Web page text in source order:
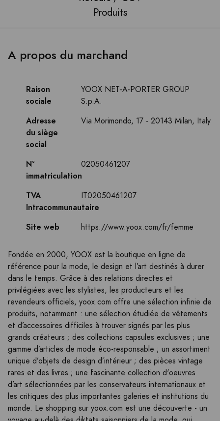
Produits
A propos du marchand
Raison
sociale
YOOX NET-A-PORTER GROUP
S.p.A.
Adresse
du siège
social
Via Morimondo, 17 - 20143 Milan, Italy
N°
immatriculation
02050461207
TVA
Intracommunautaire
IT02050461207
Site web https://www.yoox.com/fr/femme
Fondée en 2000, YOOX est la boutique en ligne de
référence pour la mode, le design et l’art destinés à durer
dans le temps. Grâce à des relations directes et
privilégiées avec les stylistes, les producteurs et les
revendeurs officiels, yoox.com offre une sélection infinie de
produits, notamment : une sélection étudiée de vêtements
et d’accessoires difficiles à trouver signés par les plus
grands créateurs ; des collections capsules exclusives ; une
gamme d’articles de mode éco-responsable ; un assortiment
unique d’objets de design d’intérieur ; des pièces vintage
rares et des livres ; une fascinante collection d'oeuvres
d’art sélectionnées par les conservateurs internationaux et
les critiques des plus importantes galeries et institutions du
monde. Le shopping sur yoox.com est une découverte - un